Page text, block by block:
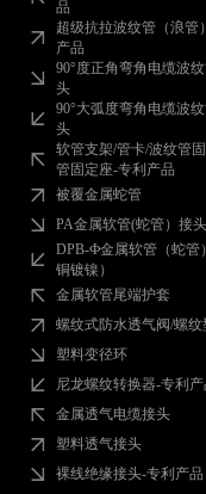
品
超级抗拉波纹管（浪管
产品
90°度正角弯角电缆波
头
90°大弧度弯角电缆波
头
软管支架/管卡/波纹管
管固定座-专利产品
被覆金属蛇管
PA金属软管(蛇管）接头
DPB-Ф金属软管（蛇管
铜镀镍）
金属软管尾端护套
螺纹式防水透气阀/螺纹
塑料变径环
尼龙螺纹转换器-专利产
金属透气电缆接头
塑料透气接头
裸线绝缘接头-专利产品